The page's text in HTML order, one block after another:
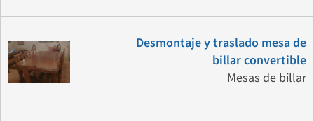
Desmontaje y traslado mesa de
billar convertible
Mesas de billar